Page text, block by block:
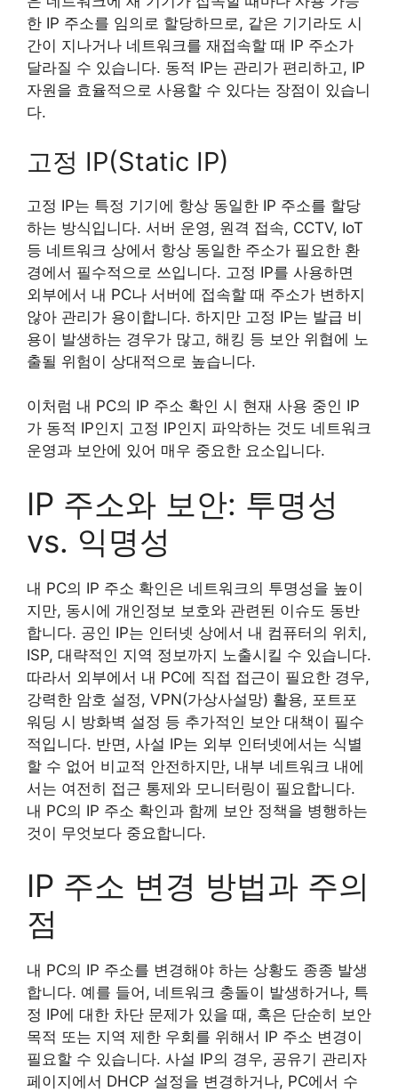
한 IP 주소를 임의로 할당하므로, 같은 기기라도 시
간이 지나거나 네트워크를 재접속할 때 IP 주소가
달라질 수 있습니다. 동적 IP는 관리가 편리하고, IP
자원을 효율적으로 사용할 수 있다는 장점이 있습니
다.
고정 IP(Static IP)
고정 IP는 특정 기기에 항상 동일한 IP 주소를 할당
하는 방식입니다. 서버 운영, 원격 접속, CCTV, IoT
등 네트워크 상에서 항상 동일한 주소가 필요한 환
경에서 필수적으로 쓰입니다. 고정 IP를 사용하면
외부에서 내 PC나 서버에 접속할 때 주소가 변하지
않아 관리가 용이합니다. 하지만 고정 IP는 발급 비
용이 발생하는 경우가 많고, 해킹 등 보안 위협에 노
출될 위험이 상대적으로 높습니다.
이처럼 내 PC의 IP 주소 확인 시 현재 사용 중인 IP
가 동적 IP인지 고정 IP인지 파악하는 것도 네트워크
운영과 보안에 있어 매우 중요한 요소입니다.
IP 주소와 보안: 투명성
vs. 익명성
내 PC의 IP 주소 확인은 네트워크의 투명성을 높이
지만, 동시에 개인정보 보호와 관련된 이슈도 동반
합니다. 공인 IP는 인터넷 상에서 내 컴퓨터의 위치,
ISP, 대략적인 지역 정보까지 노출시킬 수 있습니다.
따라서 외부에서 내 PC에 직접 접근이 필요한 경우,
강력한 암호 설정, VPN(가상사설망) 활용, 포트포
워딩 시 방화벽 설정 등 추가적인 보안 대책이 필수
적입니다. 반면, 사설 IP는 외부 인터넷에서는 식별
할 수 없어 비교적 안전하지만, 내부 네트워크 내에
서는 여전히 접근 통제와 모니터링이 필요합니다.
내 PC의 IP 주소 확인과 함께 보안 정책을 병행하는
것이 무엇보다 중요합니다.
IP 주소 변경 방법과 주의
점
내 PC의 IP 주소를 변경해야 하는 상황도 종종 발생
합니다. 예를 들어, 네트워크 충돌이 발생하거나, 특
정 IP에 대한 차단 문제가 있을 때, 혹은 단순히 보안
목적 또는 지역 제한 우회를 위해서 IP 주소 변경이
필요할 수 있습니다. 사설 IP의 경우, 공유기 관리자
페이지에서 DHCP 설정을 변경하거나, PC에서 수